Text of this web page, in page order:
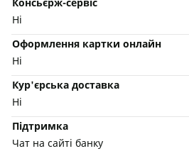
Ні
Оформлення картки онлайн
Ні
Кур'єрська доставка
Ні
Підтримка
Чат на сайті банку